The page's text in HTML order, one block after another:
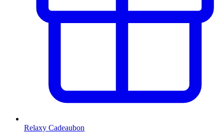
Relaxy Cadeaubon